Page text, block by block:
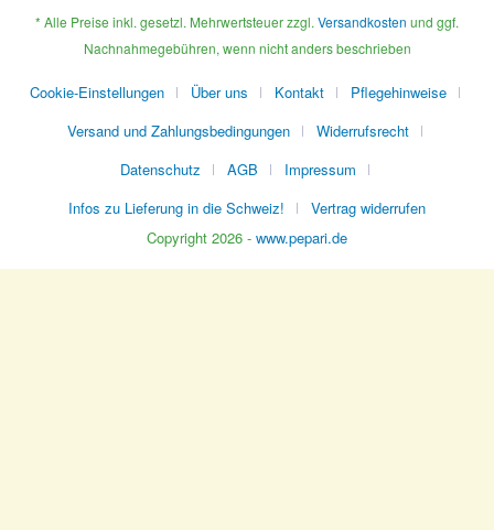
* Alle Preise inkl. gesetzl. Mehrwertsteuer zzgl. Versandkosten und ggf.
Nachnahmegebühren, wenn nicht anders beschrieben
Cookie-Einstellungen Über uns Kontakt
Pflegehinweise
Versand und Zahlungsbedingungen
Widerrufsrecht
Datenschutz
AGB
Impressum
Infos zu Lieferung in die Schweiz!
Vertrag widerrufen
Copyright 2026 - www.pepari.de